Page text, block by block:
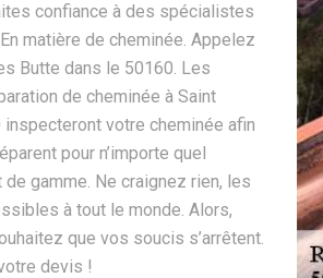
confiance à des spécialistes
matière de cheminée. Appelez
Butte dans le 50160. Les
de cheminée à Saint
votre cheminée afin
pour n’importe quel
gamme. Ne craignez rien, les
à tout le monde. Alors,
que vos soucis s’arrêtent.
devis !